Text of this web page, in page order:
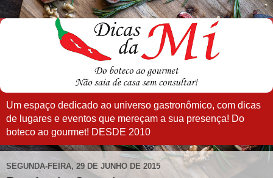
Um espaço dedicado ao universo gastronômico, com dicas
de lugares e eventos que mereçam a sua presença! Do
boteco ao gourmet! DESDE 2010
SEGUNDA-FEIRA, 29 DE JUNHO DE 2015